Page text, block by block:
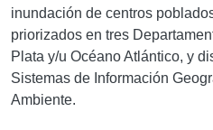
inundación de centros
priorizados en tres
Plata y/u Océano Atlántico, y
Sistemas de Información
Ambiente.